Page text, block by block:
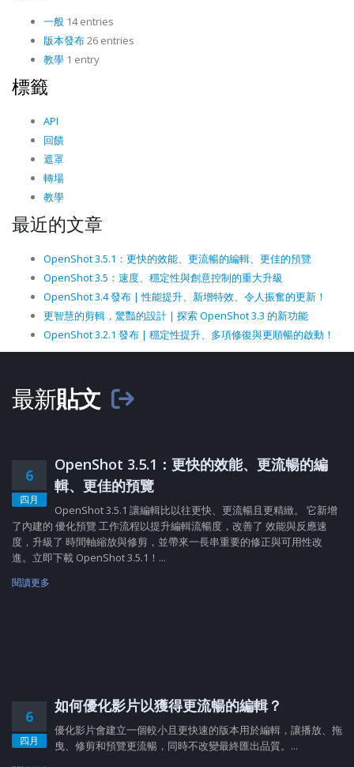
一般 14 entries
版本發布26 entries
教學 1 entry
標籤
API
回饋
遮罩
轉場
教學
最近的文章
OpenShot 3.5.1：更快的效能、更流暢的編輯、更佳的預覽
OpenShot 3.5：速度、穩定性與創意控制的重大升級
OpenShot 3.4 發布 | 性能提升、新增特效、令人振奮的更新！
更智慧的剪輯，驚豔的設計 | 探索 OpenShot 3.3 的新功能
OpenShot 3.2.1 發布 | 穩定性提升、多項修復與更順暢的啟動！
最新貼文
6
四月
OpenShot 3.5.1：更快的效能、更流暢的編
輯、更佳的預覽
OpenShot 3.5.1 讓編輯比以往更快、更流暢且更精緻。 它新增
了內建的 優化預覽 工作流程以提升編輯流暢度，改善了 效能與反應速
度，升級了 時間軸縮放與修剪，並帶來一長串重要的修正與可用性改
進。立即下載 OpenShot 3.5.1！...
閱讀更多
6
四月
如何優化影片以獲得更流暢的編輯？
優化影片會建立一個較小且更快速的版本用於編輯，讓播放、拖
曳、修剪和預覽更流暢，同時不改變最終匯出品質。...